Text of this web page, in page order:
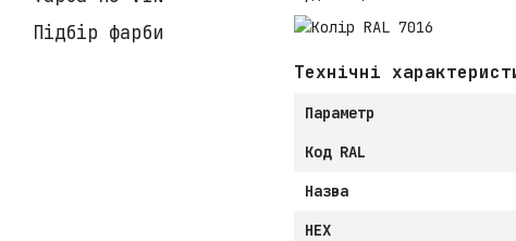
Технічні
Параметр
Код RAL
Назва
HEX
Підбір фарби